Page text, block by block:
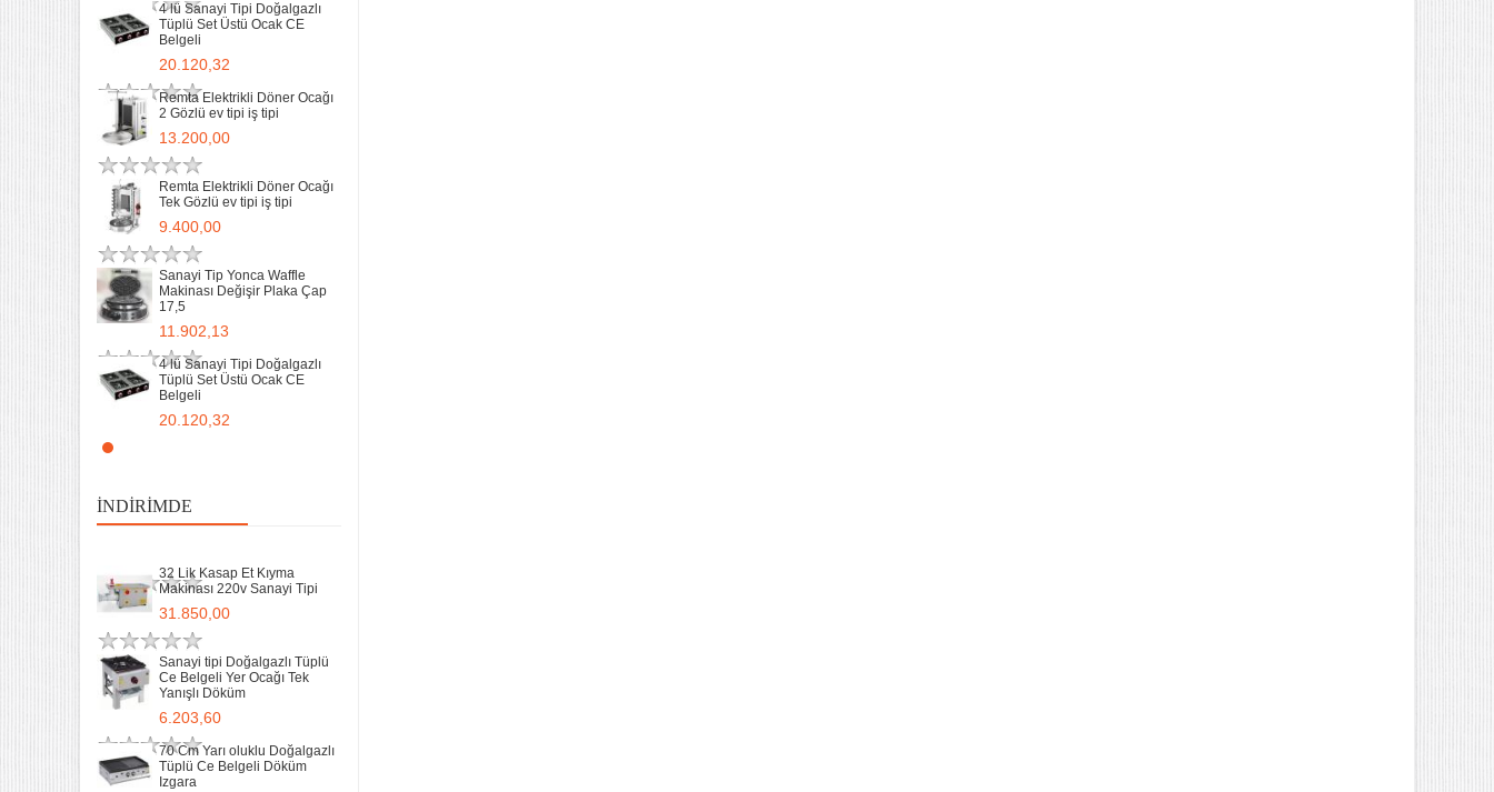
4 lü Sanayi Tipi Doğalgazlı
Tüplü Set Üstü Ocak CE
Belgeli
20.120,32
Remta Elektrikli Döner Ocağı
2 Gözlü ev tipi iş tipi
13.200,00
Remta Elektrikli Döner Ocağı
Tek Gözlü ev tipi iş tipi
9.400,00
Sanayi Tip Yonca Waffle
Makinası Değişir Plaka Çap
17,5
11.902,13
4 lü Sanayi Tipi Doğalgazlı
Tüplü Set Üstü Ocak CE
Belgeli
20.120,32
9.400,00
Sanayi Tip Yonca Waffle
Makinası Değişir Plaka Çap
17,5
11.902,13
İNDIRIMDE
32 Lik Kasap Et Kıyma
Makinası 220v Sanayi Tipi
31.850,00
Sanayi tipi Doğalgazlı Tüplü
Ce Belgeli Yer Ocağı Tek
Yanışlı Döküm
6.203,60
70 Cm Yarı oluklu Doğalgazlı
Tüplü Ce Belgeli Döküm
Izgara
Makinesi Yatık Kazan
Devirmeli Tekerlekli Ozay
32 Lik Kasap Et Kıyma
Makinası 220v Sanayi Tipi
31.850,00
Sanayi tipi Doğalgazlı Tüplü
Ce Belgeli Yer Ocağı Tek
Yanışlı Döküm
6.203,60
70 Cm Yarı oluklu Doğalgazlı
Tüplü Ce Belgeli Döküm
Izgara